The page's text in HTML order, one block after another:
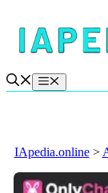
contenido
Menú
IApedia.online>